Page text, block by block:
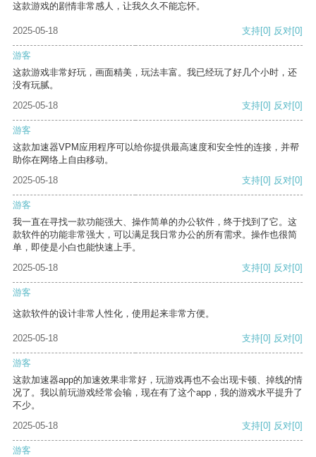
这款游戏的剧情非常感人，让我久久不能忘怀。
2025-05-18 支持[0] 反对[0]
游客
这款游戏非常好玩，画面精美，玩法丰富。我已经玩了好几个小时，还
没有玩腻。
2025-05-18
支持[0] 反对[0]
游客
这款加速器VPM应用程序可以给你提供最高速度和安全性的连接，并帮
助你在网络上自由移动。
2025-05-18
支持[0] 反对[0]
游客
我一直在寻找一款功能强大、操作简单的办公软件，终于找到了它。这
款软件的功能非常强大，可以满足我日常办公的所有需求。操作也很简
单，即使是小白也能快速上手。
2025-05-18
支持[0] 反对[0]
游客
这款软件的设计非常人性化，使用起来非常方便。
2025-05-18 支持[0] 反对[0]
游客
这款加速器app的加速效果非常好，玩游戏再也不会出现卡顿、掉线的情
况了。我以前玩游戏经常会输，现在有了这个app，我的游戏水平提升了
不少。
2025-05-18
支持[0] 反对[0]
游客